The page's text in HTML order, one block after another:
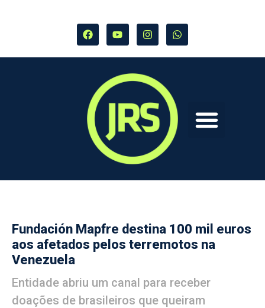
Fundación Mapfre destina 100 mil euros
aos afetados pelos terremotos na
Venezuela
Entidade abriu um canal para receber
doações de brasileiros que queiram